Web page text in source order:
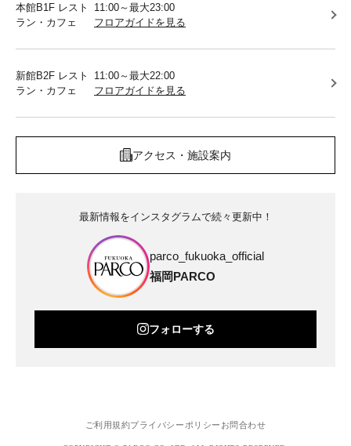
本館B1F レスト
ラン・カフェ
11:00～最大23:00
フロアガイドを見る
新館B2F レスト
ラン・カフェ
11:00～最大22:00
フロアガイドを見る
アクセス・施設案内
最新情報をインスタグラムで続々更新中！
parco_fukuoka_official
福岡PARCO
フォローする
ご利用規約プライバシーポリシー お問合わせ